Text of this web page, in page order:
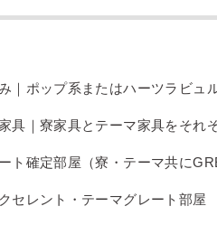
｜ポップ系またはハーツラビュ
具｜寮家具とテーマ家具をそれ
ト確定部屋（寮・テーマ共に
セレント・テーマグレート部屋